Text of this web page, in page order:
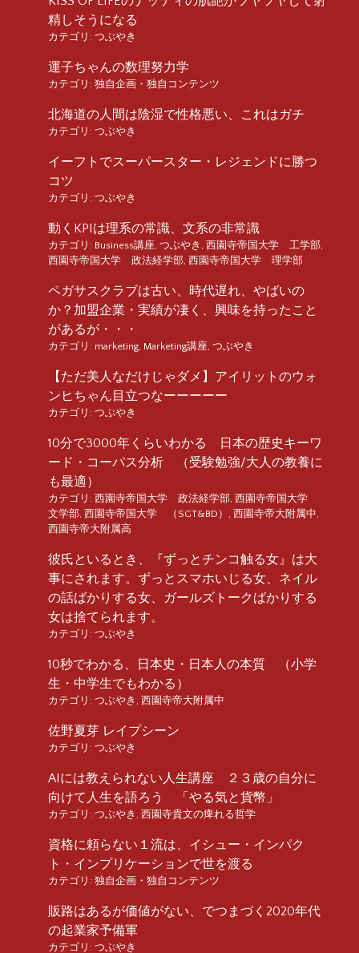
精しそうになる
カテゴリ: つぶやき
運子ちゃんの数理努力学
カテゴリ: 独自企画・独自コンテンツ
北海道の人間は陰湿で性格悪い、これはガチ
カテゴリ: つぶやき
イーフトでスーパースター・レジェンドに勝つ
コツ
カテゴリ: つぶやき
動くKPIは理系の常識、文系の非常識
カテゴリ: Business講座 つぶやき 西園寺帝国大学 工学部
西園寺帝国大学 政法経学部 西園寺帝国大学 理学部
ペガサスクラブは古い、時代遅れ、やばいの
か？加盟企業・実績が凄く、興味を持ったこと
があるが・・・
カテゴリ: marketing Marketing講座 つぶやき
【ただ美人なだけじゃダメ】アイリットのウォ
ンヒちゃん目立つなーーーーー
カテゴリ: つぶやき
10分で3000年くらいわかる 日本の歴史キーワ
ード・コーパス分析 （受験勉強/大人の教養に
も最適）
カテゴリ: 西園寺帝国大学 政法経学部 西園寺帝国大学
文学部 西園寺帝国大学 （SGT&BD） 西園寺帝大附属中
西園寺帝大附属高
彼氏といるとき、『ずっとチンコ触る女』は大
事にされます。ずっとスマホいじる女、ネイル
の話ばかりする女、ガールズトークばかりする
女は捨てられます。
カテゴリ: つぶやき
10秒でわかる、日本史・日本人の本質 （小学
生・中学生でもわかる）
カテゴリ: つぶやき 西園寺帝大附属中
佐野夏芽 レイプシーン
カテゴリ: つぶやき
AIには教えられない人生講座 ２３歳の自分に
向けて人生を語ろう 「やる気と貨幣」
カテゴリ: つぶやき 西園寺貴文の痺れる哲学
資格に頼らない１流は、イシュー・インパク
ト・インプリケーションで世を渡る
カテゴリ: 独自企画・独自コンテンツ
販路はあるが価値がない、でつまづく2020年代
の起業家予備軍
カテゴリ: つぶやき